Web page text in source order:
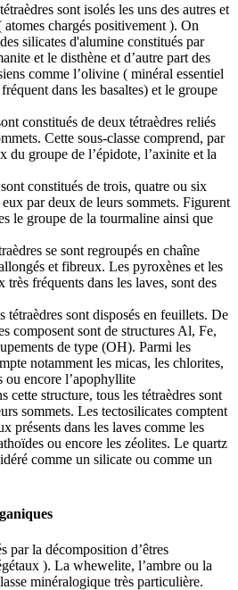
sont isolés les uns des autres et
atomes chargés positivement ). On
silicates d'alumine constitués par
et le disthène et d’autre part des
comme l’olivine ( minéral essentiel
dans les basaltes) et le groupe
constitués de deux tétraèdres reliés
Cette sous-classe comprend, par
du groupe de l’épidote, l’axinite et la
constitués de trois, quatre ou six
par deux de leurs sommets. Figurent
le groupe de la tourmaline ainsi que
se sont regroupés en chaîne
et fibreux. Les pyroxènes et les
très fréquents dans les laves, sont des
tétraèdres sont disposés en feuillets. De
composent sont de structures Al, Fe,
de type (OH). Parmi les
notamment les micas, les chlorites,
ou encore l’apophyllite
cette structure, tous les tétraèdres sont
sommets. Les tectosilicates comptent
présents dans les laves comme les
ou encore les zéolites. Le quartz
comme un silicate ou comme un
par la décomposition d’êtres
). La whewelite, l’ambre ou la
minéralogique très particulière.